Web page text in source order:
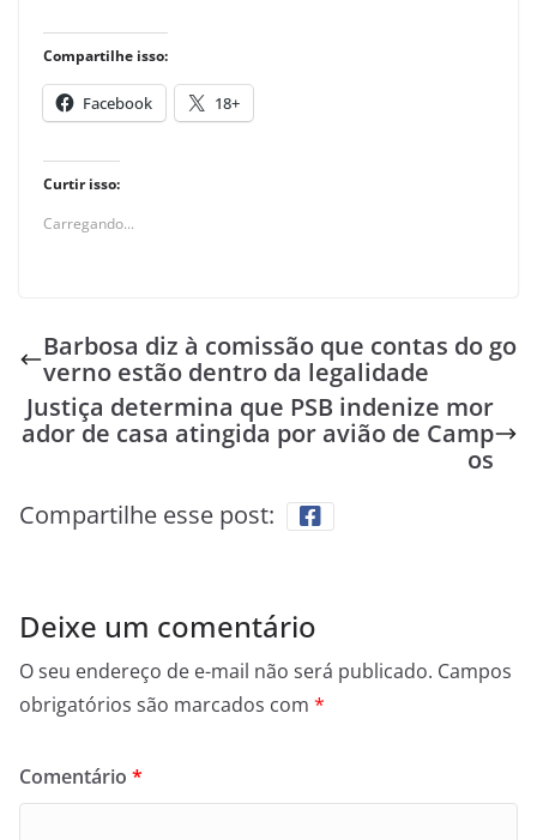
Compartilhe isso:
Facebook 18+
Curtir isso:
Carregando...
Barbosa diz à comissão que contas do go
verno estão dentro da legalidade
Justiça determina que PSB indenize mor
ador de casa atingida por avião de Camp
os
Compartilhe esse post:
Deixe um comentário
O seu endereço de e-mail não será publicado. Campos
obrigatórios são marcados com *
Comentário *